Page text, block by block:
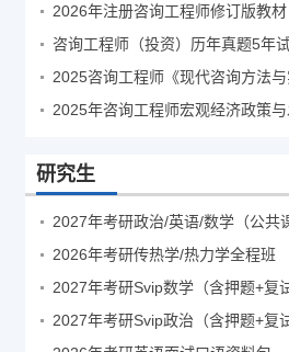
2026年注册咨询工程师修订版教材
咨询工程师（投资）历年真题5年
研究生
2027年考研政治/英语/数学（公共
2026年考研传热学/热力学全程班
2027年考研Svip数学（含押题+复
2027年考研Svip政治（含押题+复